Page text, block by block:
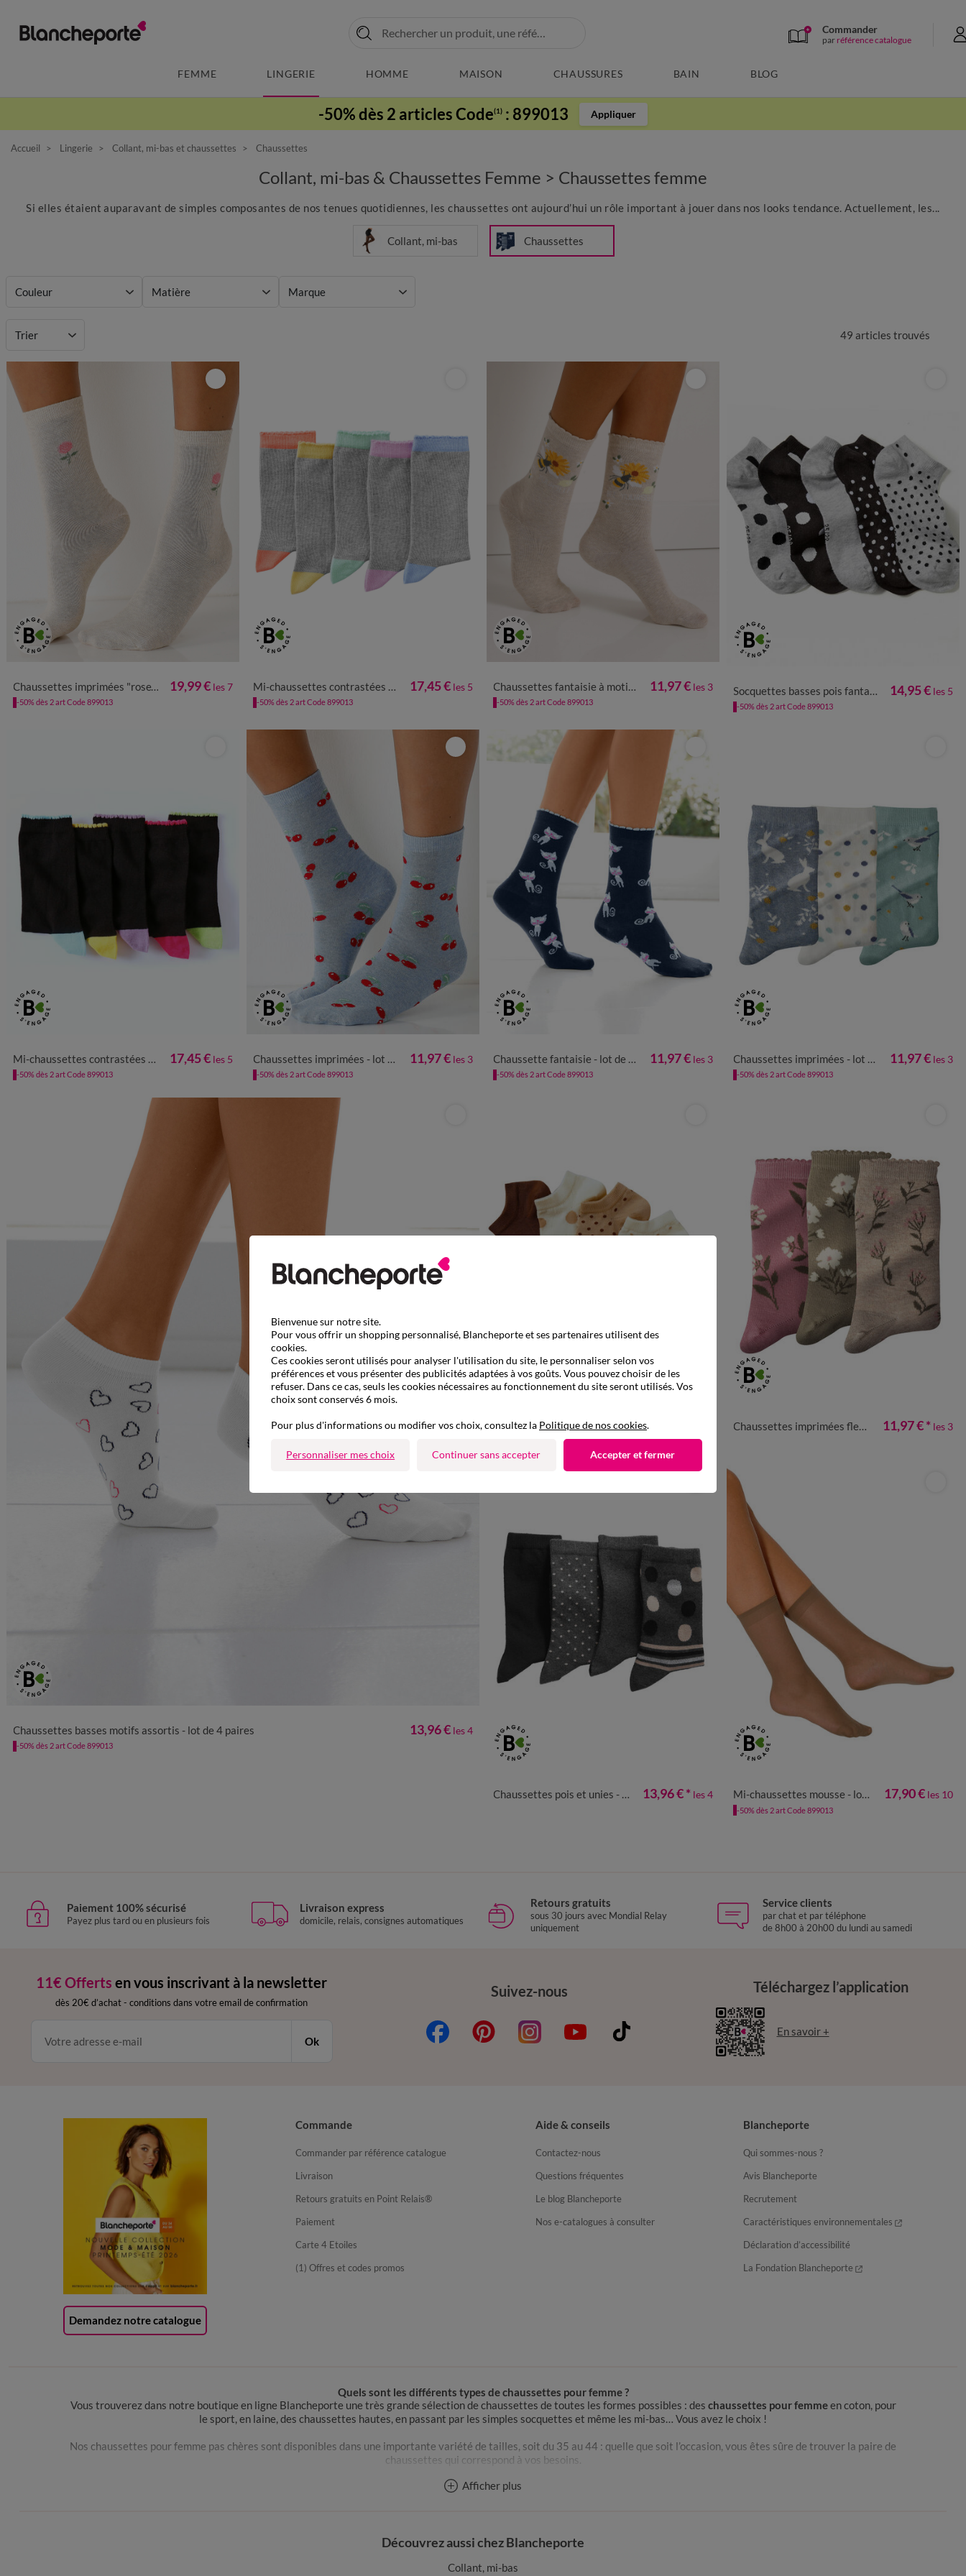
Commander
par référence catalogue
FEMME LINGERIE HOMME MAISON CHAUSSURES BAIN BLOG
-50% dès 2 articles Code(1) : 899013 Appliquer
Accueil Lingerie Collant, mi-bas et chaussettes Chaussettes
Collant, mi-bas & Chaussettes Femme > Chaussettes femme
Si elles étaient auparavant de simples composantes de nos tenues quotidiennes, les chaussettes ont aujourd’hui un rôle important à jouer dans nos looks tendance. Actuellement, les...
Collant, mi-bas Chaussettes
Couleur Matière Marque
49 articles trouvés
Trier
Chaussettes imprimées "rose" - lot de 7 paires 19,99 € les 7
-50% dès 2 art Code 899013
Mi-chaussettes contrastées - lot de 5 paires 17,45 € les 5
-50% dès 2 art Code 899013
Chaussettes fantaisie à motifs abeilles - lot de 3 11,97 € les 3
-50% dès 2 art Code 899013
Socquettes basses pois fantaisie - lot de 5 14,95 € les 5
-50% dès 2 art Code 899013
Mi-chaussettes contrastées - lot de 5 paires 17,45 € les 5
-50% dès 2 art Code 899013
Chaussettes imprimées - lot de 3 paires 11,97 € les 3
-50% dès 2 art Code 899013
Chaussette fantaisie - lot de 3 paires 11,97 € les 3
-50% dès 2 art Code 899013
Chaussettes imprimées - lot de 3 paires 11,97 € les 3
-50% dès 2 art Code 899013
Chaussettes basses motifs assortis - lot de 4 paires 13,96 € les 4
-50% dès 2 art Code 899013
Socquettes basses pois fantaisie - lot de 5
-50% dès 2 art Code 899013
Chaussettes imprimées fleurs - lot de 3 paires 11,97 €* les 3
Chaussettes pois et unies - lot de 4 paires 13,96 €* les 4 Mi-chaussettes mousse - lot de 10 paires 17,90 € les 10
-50% dès 2 art Code 899013
Paiement 100% sécurisé
Payez plus tard ou en plusieurs fois
Livraison express
domicile, relais, consignes automatiques
Retours gratuits
sous 30 jours avec Mondial Relay
uniquement
Service clients
par chat et par téléphone
de 8h00 à 20h00 du lundi au samedi
11€ Offerts en vous inscrivant à la newsletter
dès 20€ d’achat - conditions dans votre email de confirmation
Ok
Suivez-nous Téléchargez l’application
En savoir +
Demandez notre catalogue
Commande
Commander par référence catalogue
Livraison
Retours gratuits en Point Relais®
Paiement
Carte 4 Etoiles
(1) Offres et codes promos
Aide & conseils
Contactez-nous
Questions fréquentes
Le blog Blancheporte
Nos e-catalogues à consulter
Blancheporte
Qui sommes-nous ?
Avis Blancheporte
Recrutement
Caractéristiques environnementales
Déclaration d’accessibilité
La Fondation Blancheporte
Quels sont les différents types de chaussettes pour femme ?
Vous trouverez dans notre boutique en ligne Blancheporte une très grande sélection de chaussettes de toutes les formes possibles : des chaussettes pour femmeen coton, pour
le sport, en laine, des chaussettes hautes, en passant par les simples socquettes et même les mi-bas… Vous avez le choix !
Nos chaussettes pour femme pas chères sont disponibles dans une importante variété de tailles, soit du 35 au 44 : quelle que soit l’occasion, vous êtes sûre de trouver la paire de
chaussettes qui correspond à vos besoins.
Nos chaussettes de sport sont moelleuses et confortables, nos socquettes pour femme sont créées de manière à être invisibles sous des chaussures basses, nos chaussettes
Que vous préfériez les chaussettes blanches, les chaussettes noires classiques, ou encore les chaussettes à motifs, vous pouvez profiter de nos prix pas chers sur l’ensemble de
Afficher plus
Découvrez aussi chez Blancheporte
Collant, mi-bas
Bienvenue sur notre site.
Pour vous offrir un shopping personnalisé, Blancheporte et ses partenaires utilisent des
cookies.
Ces cookies seront utilisés pour analyser l'utilisation du site, le personnaliser selon vos
préférences et vous présenter des publicités adaptées à vos goûts. Vous pouvez choisir de les
refuser. Dans ce cas, seuls les cookies nécessaires au fonctionnement du site seront utilisés. Vos
choix sont conservés 6 mois.
Pour plus d'informations ou modifier vos choix, consultez la Politique de nos cookies.
Personnaliser mes choix Continuer sans accepter Accepter et fermer